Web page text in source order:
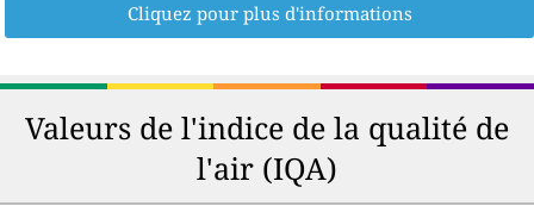
Cliquez pour plus d'informations
Valeurs de l'indice de la qualité de
l'air (IQA)